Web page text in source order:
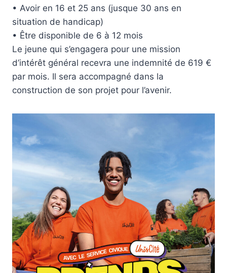
• Avoir en 16 et 25 ans (jusque 30 ans en
situation de handicap)
• Être disponible de 6 à 12 mois
Le jeune qui s’engagera pour une mission
d’intérêt général recevra une indemnité de 619 €
par mois. Il sera accompagné dans la
construction de son projet pour l’avenir.